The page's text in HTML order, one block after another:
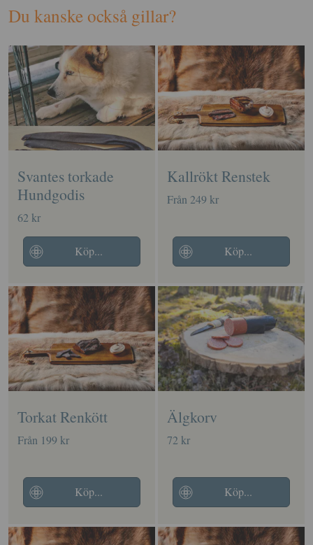
Du kanske också gillar?
Svantes torkade
Hundgodis
62 kr
Köp...
Kallrökt Renstek
Från 249 kr
Köp...
Torkat Renkött
Från 199 kr
Köp...
Älgkorv
72 kr
Köp...